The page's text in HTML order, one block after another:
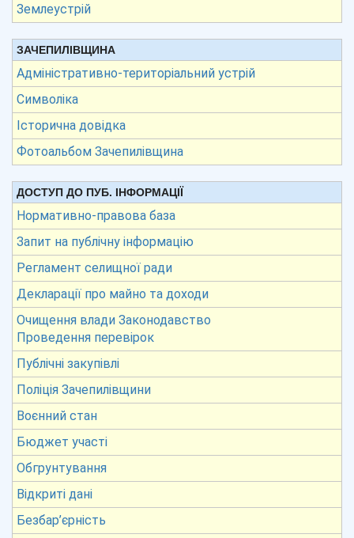
Землеустрій
ЗАЧЕПИЛІВЩИНА
Адміністративно-територіальний устрій
Символіка
Історична довідка
Фотоальбом Зачепилівщина
ДОСТУП ДО ПУБ. ІНФОРМАЦІЇ
Нормативно-правова база
Запит на публічну інформацію
Регламент селищної ради
Декларації про майно та доходи
Очищення влади Законодавство
Проведення перевірок
Публічні закупівлі
Поліція Зачепилівщини
Воєнний стан
Бюджет участі
Обгрунтування
Відкриті дані
Безбар’єрність